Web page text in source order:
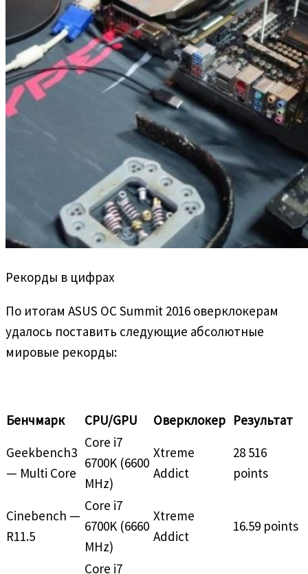
Рекорды в цифрах
По итогам ASUS OC Summit 2016 оверклокерам
удалось поставить следующие абсолютные
мировые рекорды:
Бенчмарк CPU/GPU Оверклокер Результат
Geekbench3
— Multi Core
Core i7
6700K (6600
MHz)
Xtreme
Addict
28 516
points
Cinebench —
R11.5
Core i7
6700K (6660
MHz)
Xtreme
Addict
16.59 points
Core i7